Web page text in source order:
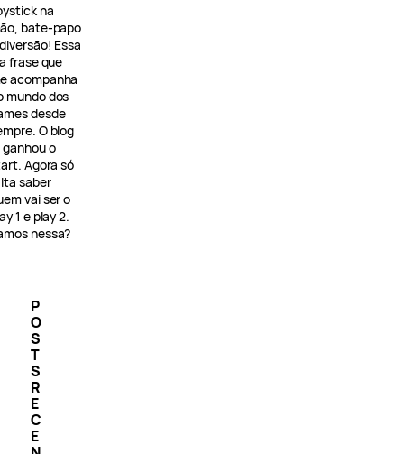
na
bate-papo
Essa
frase que
acompanha
mundo dos
desde
O blog
ganhou o
Agora só
saber
vai ser o
1 e play 2.
nessa?
P
O
S
T
S
R
E
C
E